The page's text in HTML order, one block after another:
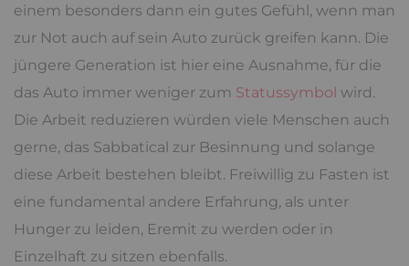
einem besonders dann ein gutes Gefühl, wenn man
zur Not auch auf sein Auto zurück greifen kann. Die
jüngere Generation ist hier eine Ausnahme, für die
das Auto immer weniger zum Statussymbol wird.
Die Arbeit reduzieren würden viele Menschen auch
gerne, das Sabbatical zur Besinnung und solange
diese Arbeit bestehen bleibt. Freiwillig zu Fasten ist
eine fundamental andere Erfahrung, als unter
Hunger zu leiden, Eremit zu werden oder in
Einzelhaft zu sitzen ebenfalls.